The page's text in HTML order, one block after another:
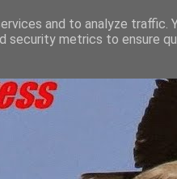
and to analyze traffic.
security metrics to ensure